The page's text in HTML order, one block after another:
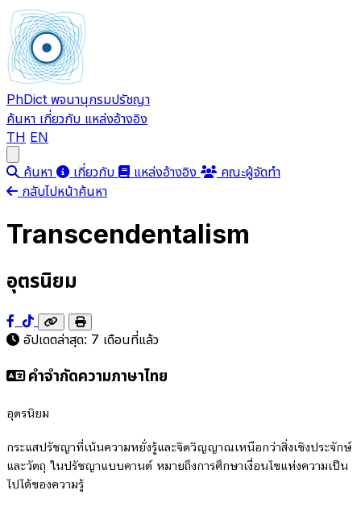
PhDict พจนานุกรมปรัชญา
ค้นหา เกี่ยวกับ แหล่งอ้างอิง
TH EN
ค้นหา เกี่ยวกับ แหล่งอ้างอิง
คณะผู้จัดทำ
กลับไปหน้าค้นหา
Transcendentalism
อุตรนิยม
อัปเดตล่าสุด: 7 เดือนที่แล้ว
คำจำกัดความภาษาไทย
อุตรนิยม
กระแสปรัชญาที่เน้นความหยั่งรู้และจิตวิญญาณเหนือกว่าสิ่งเชิงประจักษ์
และวัตถุ ในปรัชญาแบบคานต์ หมายถึงการศึกษาเงื่อนไขแห่งความเป็น
ไปได้ของความรู้